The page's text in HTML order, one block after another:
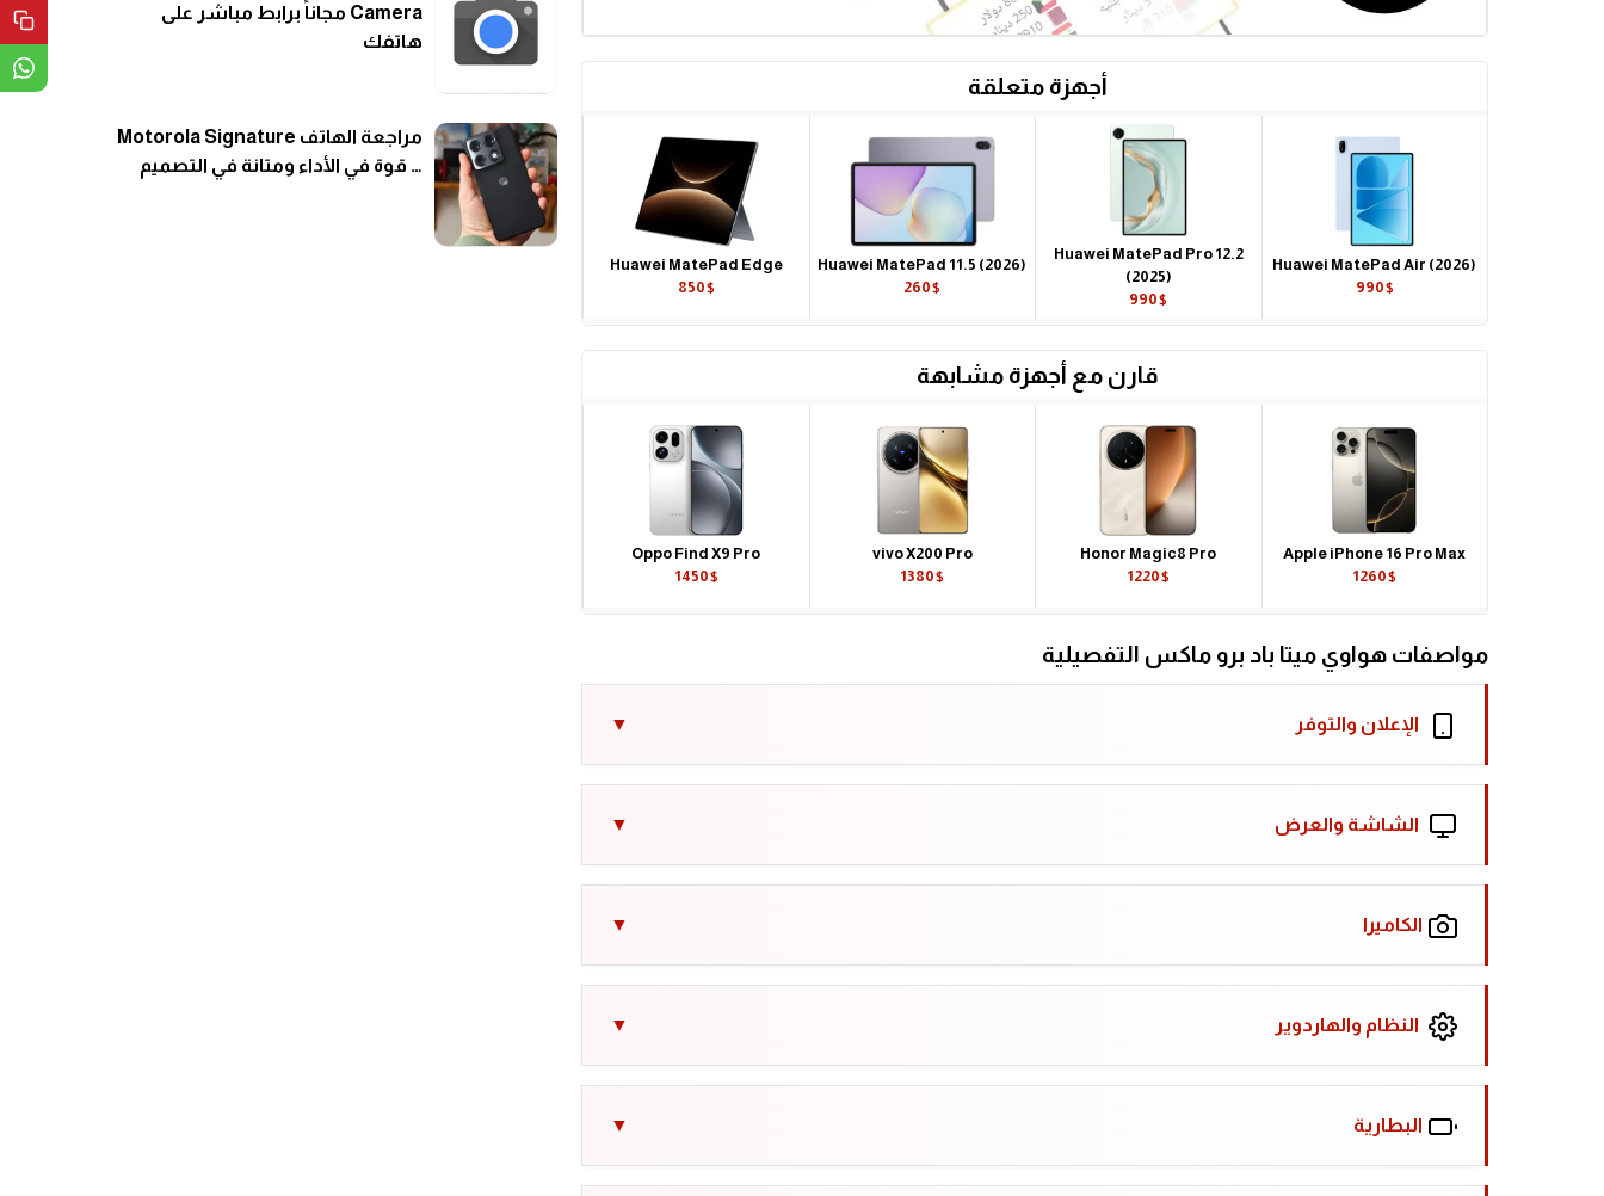
أجهزة متعلقة
Huawei MatePad Air (2026)
990$
Huawei MatePad Pro 12.2
(2025)
990$
Huawei MatePad 11.5 (2026)
260$
Huawei MatePad Edge
850$
قارن مع أجهزة مشابهة
Apple iPhone 16 Pro Max
1260$
Honor Magic8 Pro
1220$
vivo X200 Pro
1380$
Oppo Find X9 Pro
1450$
مواصفات هواوي ميتا باد برو ماكس التفصيلية
الإعلان والتوفر
الشاشة والعرض
الكاميرا
النظام والهاردوير
البطارية
Camera مجاناً برابط مباشر على
هاتفك
مراجعة الهاتف Motorola Signature
… قوة في الأداء ومتانة في التصميم